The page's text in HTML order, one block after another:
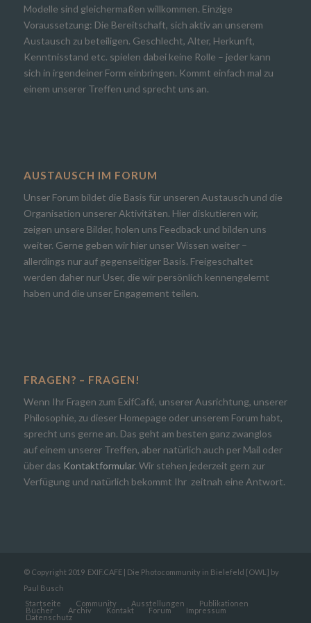
Modelle sind gleichermaßen willkommen. Einzige
Voraussetzung: Die Bereitschaft, sich aktiv an unserem
Austausch zu beteiligen. Geschlecht, Alter, Herkunft,
Kenntnisstand etc. spielen dabei keine Rolle – jeder kann
sich in irgendeiner Form einbringen. Kommt einfach mal zu
einem unserer Treffen und sprecht uns an.
AUSTAUSCH IM FORUM
Unser Forum bildet die Basis für unseren Austausch und die
Organisation unserer Aktivitäten. Hier diskutieren wir,
zeigen unsere Bilder, holen uns Feedback und bilden uns
weiter. Gerne geben wir hier unser Wissen weiter –
allerdings nur auf gegenseitiger Basis. Freigeschaltet
werden daher nur User, die wir persönlich kennengelernt
haben und die unser Engagement teilen.
FRAGEN? – FRAGEN!
Wenn Ihr Fragen zum ExifCafé, unserer Ausrichtung, unserer
Philosophie, zu dieser Homepage oder unserem Forum habt,
sprecht uns gerne an. Das geht am besten ganz zwanglos
auf einem unserer Treffen, aber natürlich auch per Mail oder
über das Kontaktformular. Wir stehen jederzeit gern zur
Verfügung und natürlich bekommt Ihr zeitnah eine Antwort.
© Copyright 2019 EXIF.CAFE | Die Photocommunity in Bielefeld [OWL] by
Paul Busch
Startseite
Community Ausstellungen Publikationen
Bücher Archiv Kontakt Forum Impressum
Datenschutz